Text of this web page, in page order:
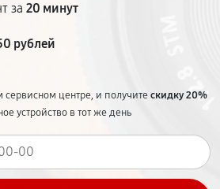
за 20 минут
рублей
центре, и получитескидку 20%
устройство в тот же день